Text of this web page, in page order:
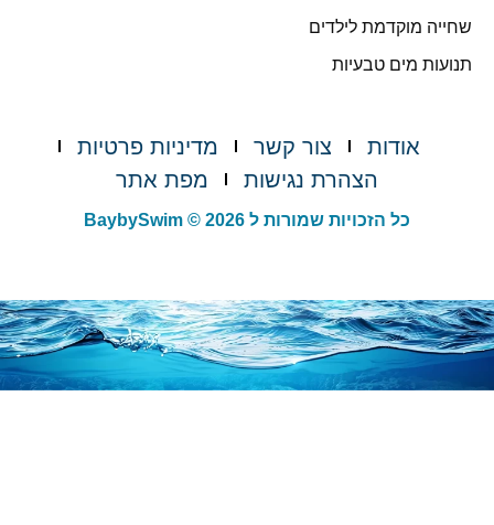
שחייה מוקדמת לילדים
תנועות מים טבעיות
אודות צור קשר
מדיניות פרטיות
הצהרת נגישות
מפת אתר
כל הזכויות שמורות ל BaybySwim © 2026